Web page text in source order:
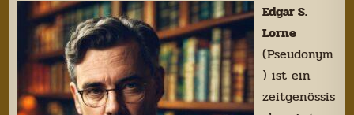
Edgar S.
Lorne
(Pseudonym
) ist ein
zeitgenössis